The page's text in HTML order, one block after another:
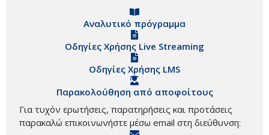
Αναλυτικό πρόγραμμα
Οδηγίες Χρήσης Live Streaming
Οδηγίες Χρήσης LMS
Παρακολούθηση από αποφοίτους
Για τυχόν ερωτήσεις, παρατηρήσεις και προτάσεις
παρακαλώ επικοινωνήστε μέσω email στη διεύθυνση: